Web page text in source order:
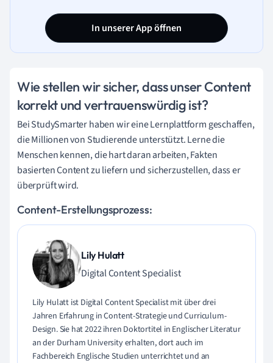
In unserer App öffnen
Wie stellen wir sicher, dass unser Content
korrekt und vertrauenswürdig ist?
Bei StudySmarter haben wir eine Lernplattform geschaffen,
die Millionen von Studierende unterstützt. Lerne die
Menschen kennen, die hart daran arbeiten, Fakten
basierten Content zu liefern und sicherzustellen, dass er
überprüft wird.
Content-Erstellungsprozess:
Lily Hulatt
Digital Content Specialist
Lily Hulatt ist Digital Content Specialist mit über drei
Jahren Erfahrung in Content-Strategie und Curriculum-
Design. Sie hat 2022 ihren Doktortitel in Englischer Literatur
an der Durham University erhalten, dort auch im
Fachbereich Englische Studien unterrichtet und an